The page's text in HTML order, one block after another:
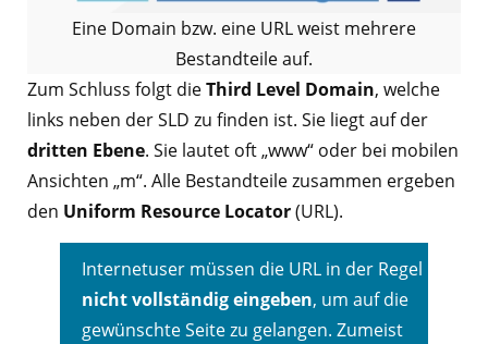
Eine Domain bzw. eine URL weist mehrere
Bestandteile auf.
Zum Schluss folgt dieThird Level Domain, welche
links neben der SLD zu finden ist. Sie liegt auf der
dritten Ebene. Sie lautet oft „www“ oder bei mobilen
Ansichten „m“. Alle Bestandteile zusammen ergeben
den Uniform Resource Locator(URL).
Internetuser müssen die URL in der Regel
nicht vollständig eingeben, um auf die
gewünschte Seite zu gelangen. Zumeist